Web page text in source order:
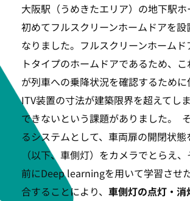
大阪駅（うめきたエリア）の地下駅
初めてフルスクリーンホームドアを設
なりました。フルスクリーンホームド
トタイプのホームドアであるため、
が列車への乗降状況を確認するため
ITV装置の寸法が建築限界を超えてし
できないという課題がありました。
るシステムとして、車両扉の開閉状
（以下、車側灯）をカメラでとらえ
前にDeep learningを用いて学習させ
合することにより、 車側灯の点灯・消